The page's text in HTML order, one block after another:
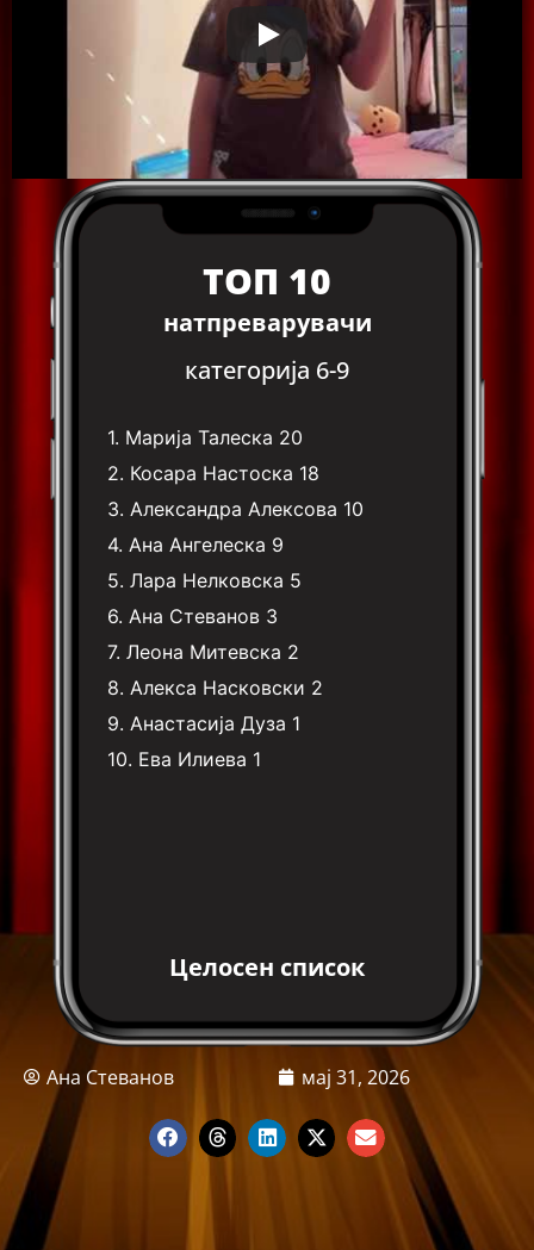
ТОП 10
натпреварувачи
категорија 6-9
1. Марија Талеска 20
2. Косара Настоска 18
3. Александра Алексова 10
4. Ана Ангелеска 9
5.Лара Нелковска 5
6. Ана Стеванов 3
7.Леона Митевска 2
8. Алекса Насковски 2
9. Анастасија Дуза 1
10. Ева Илиева 1
Целосен список
Ана Стеванов мај 31, 2026